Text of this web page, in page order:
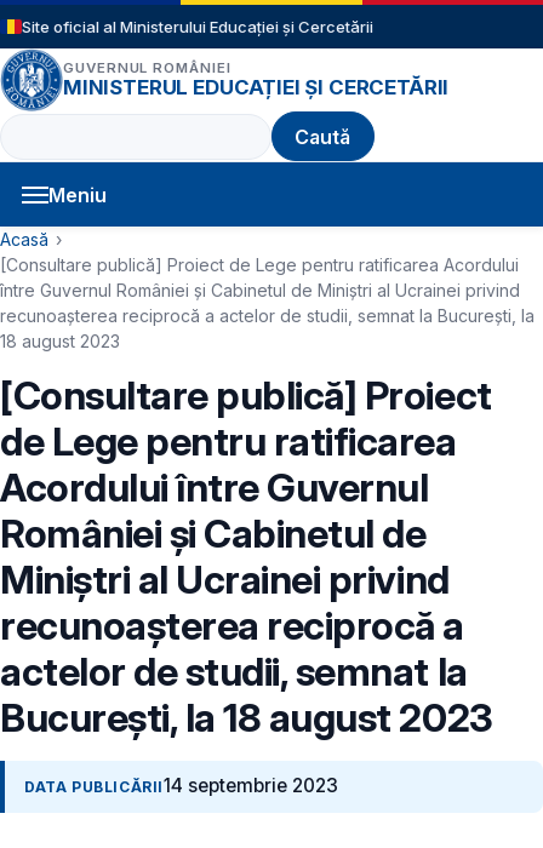
Sari la conținutul principal
Site oficial al Ministerului Educației și Cercetării
GUVERNUL ROMÂNIEI
MINISTERUL EDUCAȚIEI ȘI CERCETĂRII
Caută
Meniu
Navigație principală
Cale de navigare
Acasă
[Consultare publică] Proiect de Lege pentru ratificarea Acordului
între Guvernul României și Cabinetul de Miniștri al Ucrainei privind
recunoașterea reciprocă a actelor de studii, semnat la București, la
18 august 2023
[Consultare publică] Proiect
de Lege pentru ratificarea
Acordului între Guvernul
României și Cabinetul de
Miniștri al Ucrainei privind
recunoașterea reciprocă a
actelor de studii, semnat la
București, la 18 august 2023
DATA PUBLICĂRII14 septembrie 2023